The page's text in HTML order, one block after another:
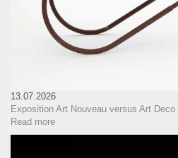
13.07.2026
Exposition Art Nouveau versus Art
Read more